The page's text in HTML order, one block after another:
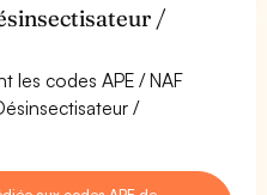
/
les codes APE / NAF
/